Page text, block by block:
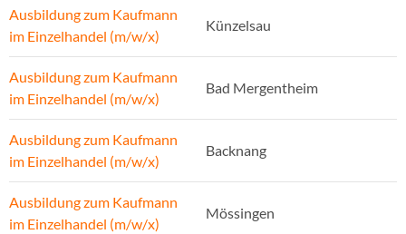
Ausbildung zum Kaufmann
im Einzelhandel (m/w/x)
Künzelsau
Ausbildung zum Kaufmann
im Einzelhandel (m/w/x)
Bad Mergentheim
Ausbildung zum Kaufmann
im Einzelhandel (m/w/x)
Backnang
Ausbildung zum Kaufmann
im Einzelhandel (m/w/x)
Mössingen